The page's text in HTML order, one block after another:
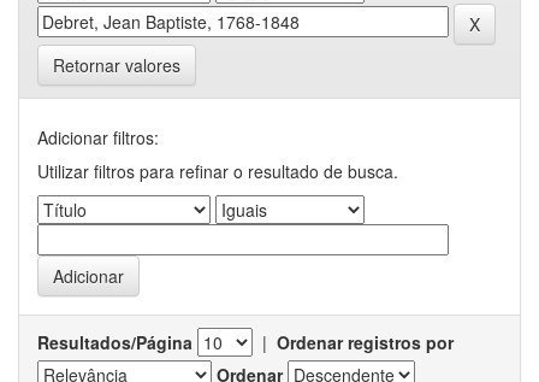
Retornar valores
Adicionar filtros:
Utilizar filtros para refinar o resultado de busca.
Resultados/Página | Ordenar registros por
Ordenar